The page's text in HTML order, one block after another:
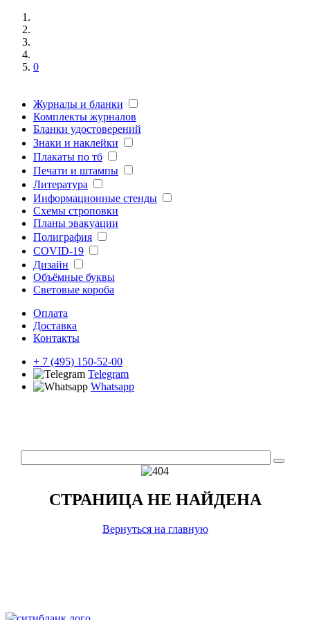
0
Журналы и бланки
Комплекты журналов
Бланки удостоверений
Знаки и наклейки
Плакаты по тб
Печати и штампы
Литература
Информационные стенды
Схемы строповки
Планы эвакуации
Полиграфия
COVID-19
Дизайн
Объёмные буквы
Световые короба
Оплата
Доставка
Контакты
+ 7 (495) 150-52-00
Telegram
Whatsapp
СТРАНИЦА НЕ НАЙДЕНА
Вернуться на главную